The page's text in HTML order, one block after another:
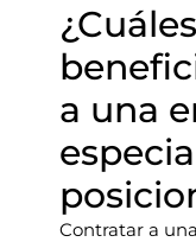
a una
Contratar a